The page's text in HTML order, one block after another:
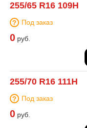
255/65 R16 109H
Под заказ
0 руб.
255/70 R16 111H
Под заказ
0 руб.